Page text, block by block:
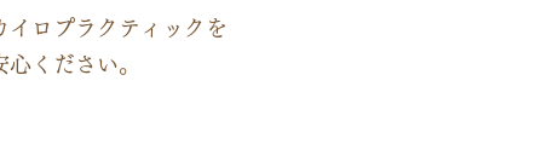
ロプラクティックを
ください。